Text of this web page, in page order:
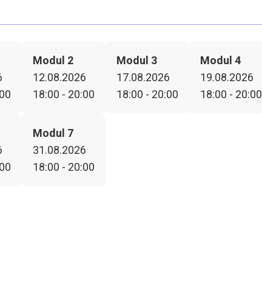
Modul 2
12.08.2026
18:00 - 20:00
Modul 3
17.08.2026
18:00 - 20:00
Modul 4
19.08.2026
18:00 - 20:00
Modul 7
31.08.2026
18:00 - 20:00